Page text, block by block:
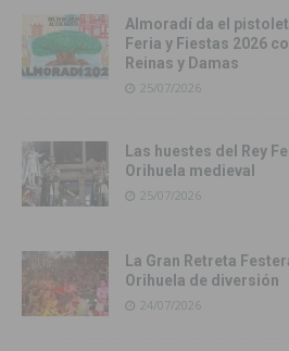
Almoradí da el
Feria y Fiestas 2026
Reinas y Damas
25/07/2026
Las huestes del Rey
Orihuela medieval
25/07/2026
La Gran Retreta
Orihuela de diversión
24/07/2026